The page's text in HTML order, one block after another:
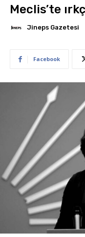
Meclis’te
Jineps Gazetesi
Facebook